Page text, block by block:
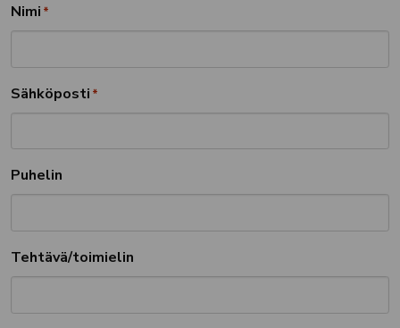
Nimi *
Sähköposti *
Puhelin
Tehtävä/toimielin